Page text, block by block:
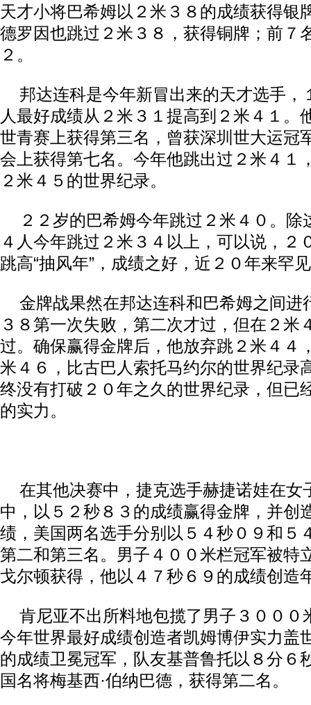
天才小将巴希姆以２米３８的成绩获得银
德罗因也跳过２米３８，获得铜牌；前７
２。
邦达连科是今年新冒出来的天才选手，
人最好成绩从２米３１提高到２米４１。
世青赛上获得第三名，曾获深圳世大运冠
会上获得第七名。今年他跳出过２米４１
２米４５的世界纪录。
２２岁的巴希姆今年跳过２米４０。除
４人今年跳过２米３４以上，可以说，２
跳高“抽风年”，成绩之好，近２０年来罕
金牌战果然在邦达连科和巴希姆之间进
３８第一次失败，第二次才过，但在２米
过。确保赢得金牌后，他放弃跳２米４４
米４６，比古巴人索托马约尔的世界纪录
终没有打破２０年之久的世界纪录，但已
的实力。
在其他决赛中，捷克选手赫捷诺娃在女
中，以５２秒８３的成绩赢得金牌，并创
绩，美国两名选手分别以５４秒０９和５
第二和第三名。男子４００米栏冠军被特
戈尔顿获得，他以４７秒６９的成绩创造
肯尼亚不出所料地包揽了男子３０００
今年世界最好成绩创造者凯姆博伊实力盖
的成绩卫冕冠军，队友基普鲁托以８分６
国名将梅基西·伯纳巴德，获得第二名。